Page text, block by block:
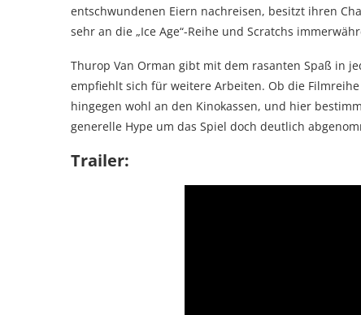
entschwundenen Eiern nachreisen, besitzt ihren
sehr an die „Ice Age“-Reihe und Scratchs
Thurop Van Orman gibt mit dem rasanten Spaß in
empfiehlt sich für weitere Arbeiten. Ob die
hingegen wohl an den Kinokassen, und hier
generelle Hype um das Spiel doch deutlich
Trailer: